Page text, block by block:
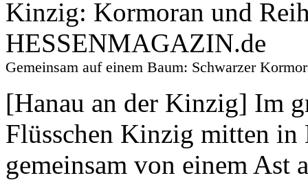
Gemeinsam auf einem Baum: Schwarzer
[Hanau an der Kinzig] Im
Flüsschen Kinzig mitten in
gemeinsam von einem Ast